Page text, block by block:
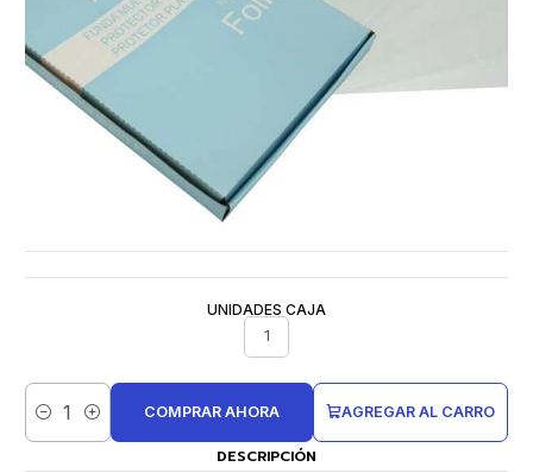
UNIDADES CAJA
1
Cantidad
AGREGAR AL CARRO
COMPRAR AHORA
DESCRIPCIÓN